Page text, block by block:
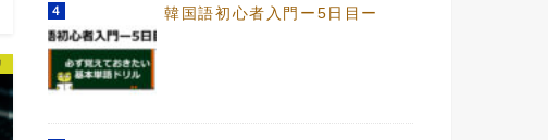
韓国語初心者入門ー5日目ー